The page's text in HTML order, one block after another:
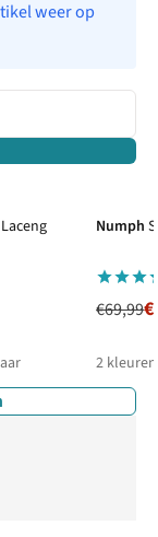
weer op
Numph
€69,99
2